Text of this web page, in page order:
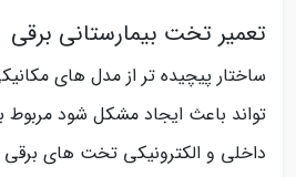
تعمیر تخت بیمارستانی برقی
ساختار پیچیده تر از مدل های
تواند باعث ایجاد مشکل شود
داخلی و الکترونیکی تخت های